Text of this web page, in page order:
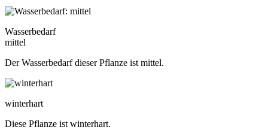
Wasserbedarf
mittel
Der Wasserbedarf dieser Pflanze ist mittel.
winterhart
Diese Pflanze ist winterhart.